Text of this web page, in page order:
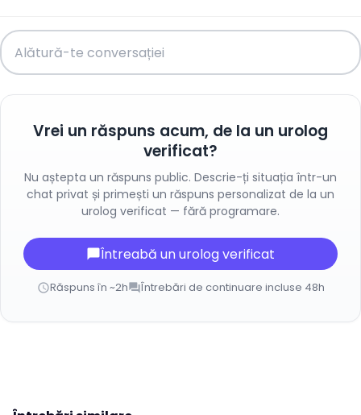
Vrei un răspuns acum, de la un urolog
verificat?
Nu aștepta un răspuns public. Descrie-ți situația într-un
chat privat și primești un răspuns personalizat de la un
urolog verificat — fără programare.
chat_bubbleÎntreabă un urolog verificat
scheduleRăspuns în ~2hforumÎntrebări de continuare incluse 48h